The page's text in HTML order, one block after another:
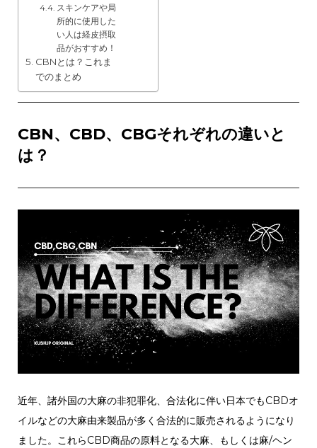
スキンケアや局
所的に使用した
い人は経皮摂取
品がおすすめ！
CBNとは？これま
でのまとめ
CBN、CBD、CBGそれぞれの違いと
は？
近年、諸外国の大麻の非犯罪化、合法化に伴い日本でもCBDオ
イルなどの大麻由来製品が多く合法的に販売されるようになり
ました。これらCBD商品の原料となる大麻、もしくは麻/ヘン